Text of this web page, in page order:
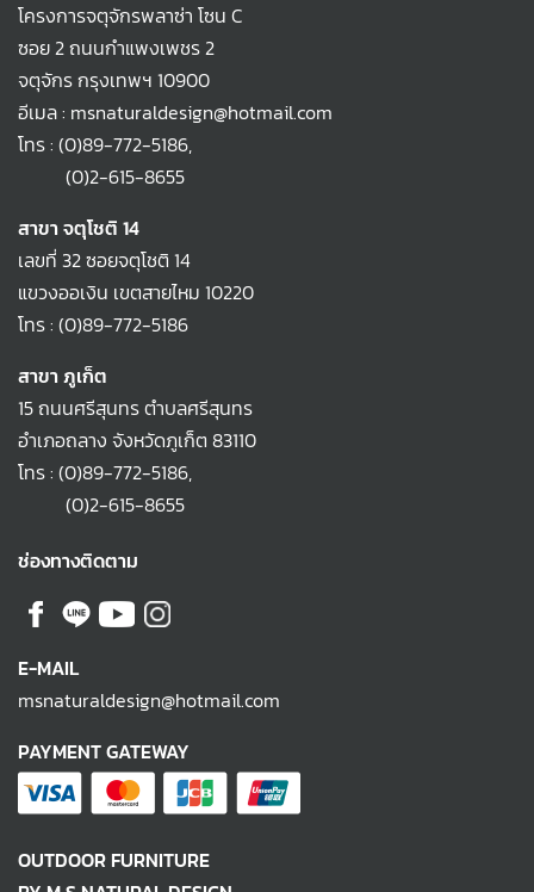
โครงการจตุจักรพลาซ่า โซน C
ซอย 2 ถนนกำแพงเพชร 2
จตุจักร กรุงเทพฯ 10900
อีเมล : msnaturaldesign@hotmail.com
โทร : (0)89-772-5186,
(0)2-615-8655
สาขา จตุโชติ 14
เลขที่ 32 ซอยจตุโชติ 14
แขวงออเงิน เขตสายไหม 10220
โทร : (0)89-772-5186
สาขา ภูเก็ต
15 ถนนศรีสุนทร ตำบลศรีสุนทร
อำเภอถลาง จังหวัดภูเก็ต 83110
โทร : (0)89-772-5186,
(0)2-615-8655
ช่องทางติดตาม
E-MAIL
msnaturaldesign@hotmail.com
PAYMENT GATEWAY
OUTDOOR FURNITURE